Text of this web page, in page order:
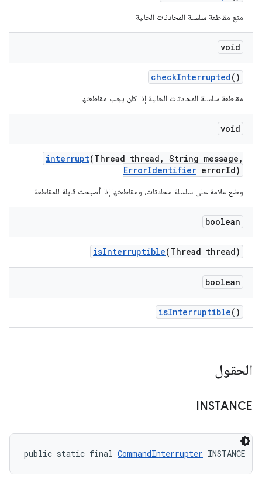
منع مقاطعة سلسلة المحادثات الحالية
void
checkInterrupted()
مقاطعة سلسلة المحادثات الحالية إذا كان يجب مقاطعتها
void
interrupt(Thread thread , String message ,
ErrorIdentifier errorId)
وضع علامة على سلسلة محادثات، ومقاطعتها إذا أصبحت قابلة للمقاطعة
boolean
isInterruptible(Thread thread)
boolean
isInterruptible()
الحقول
INSTANCE
public static final CommandInterrupter INSTANCE